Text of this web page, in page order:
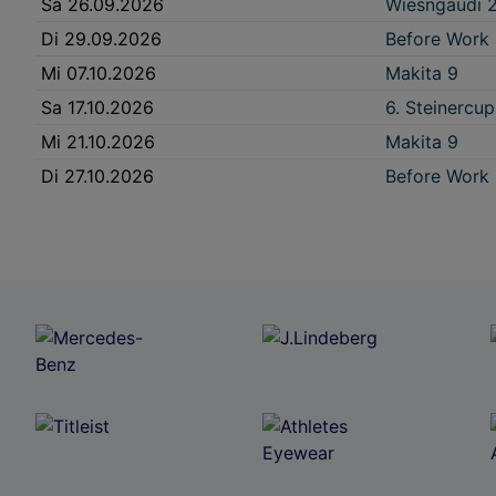
Sa 26.09.2026
Wiesngaudi
Di 29.09.2026
Before Work
Mi 07.10.2026
Makita 9
Sa 17.10.2026
6.
Mi 21.10.2026
Makita 9
Di 27.10.2026
Before Work